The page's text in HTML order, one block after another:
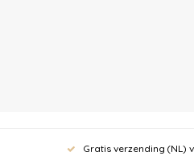
Gratis verzending (NL)